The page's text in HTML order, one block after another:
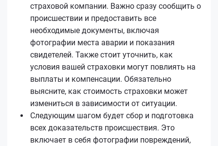
страховой компании. Важно сразу сообщить о
происшествии и предоставить все
необходимые документы, включая
фотографии места аварии и показания
свидетелей. Также стоит уточнить, как
условия вашей страховки могут повлиять на
выплаты и компенсации. Обязательно
выясните, как стоимость страховки может
измениться в зависимости от ситуации.
Следующим шагом будет сбор и подготовка
всех доказательств происшествия. Это
включает в себя фотографии повреждений,